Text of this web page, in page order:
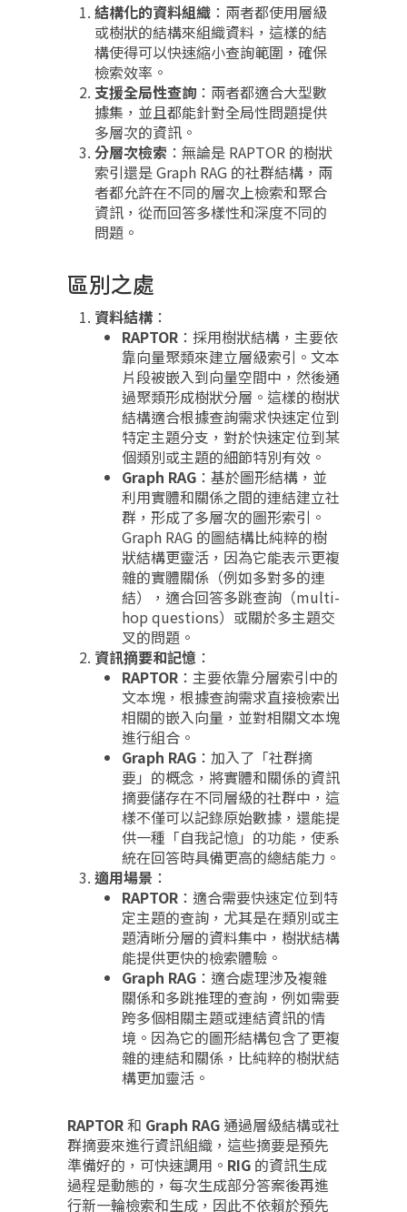
結構化的資料組織 ：兩者都使用層級
或樹狀的結構來組織資料，這樣的結
構使得可以快速縮小查詢範圍，確保
檢索效率。
支援全局性查詢 ：兩者都適合大型數
據集，並且都能針對全局性問題提供
多層次的資訊。
分層次檢索 ：無論是 RAPTOR 的樹狀
索引還是 Graph RAG 的社群結構，兩
者都允許在不同的層次上檢索和聚合
資訊，從而回答多樣性和深度不同的
問題。
區別之處
資料結構 ：
RAPTOR ：採用樹狀結構，主要依
靠向量聚類來建立層級索引。文本
片段被嵌入到向量空間中，然後通
過聚類形成樹狀分層。這樣的樹狀
結構適合根據查詢需求快速定位到
特定主題分支，對於快速定位到某
個類別或主題的細節特別有效。
Graph RAG ：基於圖形結構，並
利用實體和關係之間的連結建立社
群，形成了多層次的圖形索引。
Graph RAG 的圖結構比純粹的樹
狀結構更靈活，因為它能表示更複
雜的實體關係（例如多對多的連
結），適合回答多跳查詢（multi-
hop questions）或關於多主題交
叉的問題。
資訊摘要和記憶 ：
RAPTOR ：主要依靠分層索引中的
文本塊，根據查詢需求直接檢索出
相關的嵌入向量，並對相關文本塊
進行組合。
Graph RAG ：加入了「社群摘
要」的概念，將實體和關係的資訊
摘要儲存在不同層級的社群中，這
樣不僅可以記錄原始數據，還能提
供一種「自我記憶」的功能，使系
統在回答時具備更高的總結能力。
適用場景 ：
RAPTOR ：適合需要快速定位到特
定主題的查詢，尤其是在類別或主
題清晰分層的資料集中，樹狀結構
能提供更快的檢索體驗。
Graph RAG ：適合處理涉及複雜
關係和多跳推理的查詢，例如需要
跨多個相關主題或連結資訊的情
境。因為它的圖形結構包含了更複
雜的連結和關係，比純粹的樹狀結
構更加靈活。
RAPTOR和 Graph RAG 通過層級結構或社
群摘要來進行資訊組織，這些摘要是預先
準備好的，可快速調用。 RIG 的資訊生成
過程是動態的，每次生成部分答案後再進
行新一輪檢索和生成，因此不依賴於預先